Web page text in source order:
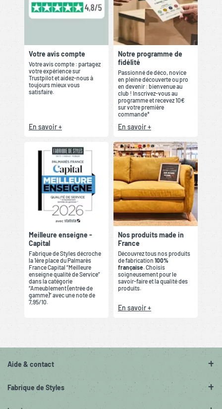
Votre avis compte
Votre avis compte : partagez
votre expérience sur
Trustpilot et aidez-nous à
toujours mieux vous
satisfaire.
En savoir +
Notre programme de
fidélité
Passionné de déco, novice
en pleine découverte ou pro
en devenir : bienvenue au
club ! Inscrivez-vous au
programme et recevez 10€
sur votre première
commande*
En savoir +
Meilleure enseigne -
Capital
Fabrique de Styles décroche
la 1ère place du Palmarès
France Capital “Meilleure
enseigne qualité de Service”
dans la catégorie
“Ameublement (entrée de
gamme)” avec une note de
7,95/10.
Nos produits made in
France
Découvrez tous nos produits
de fabrication 100%
française . Choisis
soigneusement pour le
savoir-faire et la qualité des
produits.
En savoir +
Aide & contact
Fabrique de Styles